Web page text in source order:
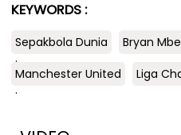
KEYWORDS :
Sepakbola Dunia
Bryan
.
Manchester United
Liga
.